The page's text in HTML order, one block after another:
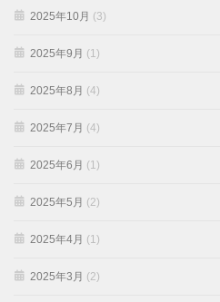
2025年10月 (3)
2025年9月 (1)
2025年8月 (4)
2025年7月 (4)
2025年6月 (1)
2025年5月 (2)
2025年4月 (1)
2025年3月 (2)